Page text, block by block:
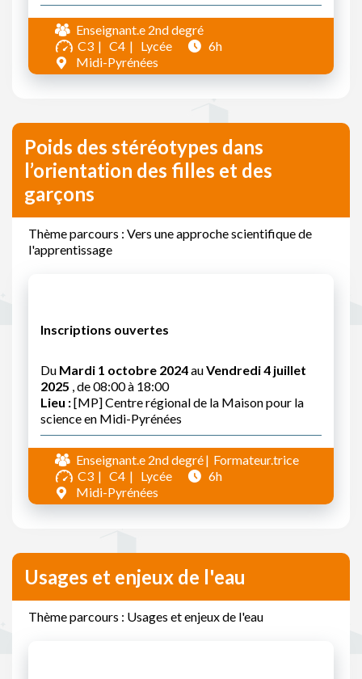
Enseignant.e 2nd degré
C3
C4 Lycée
6h
Midi-Pyrénées
Poids des stéréotypes dans
l’orientation des filles et des
garçons
Thème parcours : Vers une approche scientifique de
l'apprentissage
Inscriptions ouvertes
Du Mardi 1 octobre 2024auVendredi 4 juillet
2025 , de 08:00 à 18:00
Lieu :[MP] Centre régional de la Maison pour la
science en Midi-Pyrénées
Enseignant.e 2nd degré
Formateur.trice
C3
C4 Lycée
6h
Midi-Pyrénées
Usages et enjeux de l'eau
Thème parcours : Usages et enjeux de l'eau